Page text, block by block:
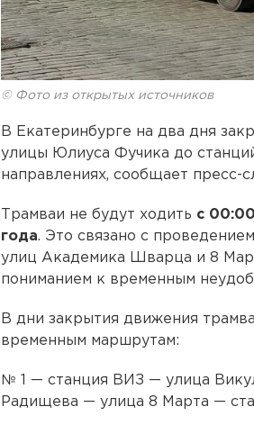
© Фото из открытых источников
В Екатеринбурге на два дня
улицы Юлиуса Фучика до
направлениях, сообщает пресс-
Трамваи не будут ходить с
года. Это связано с
улиц Академика Шварца и 8
пониманием к временным
В дни закрытия движения
временным маршрутам:
№ 1 — станция ВИЗ — улица
Радищева — улица 8 Марта —